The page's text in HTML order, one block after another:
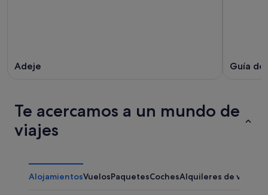
Adeje Guía de
Te acercamos a un mundo de
viajes
AlojamientosVuelosPaquetesCochesAlquileres de